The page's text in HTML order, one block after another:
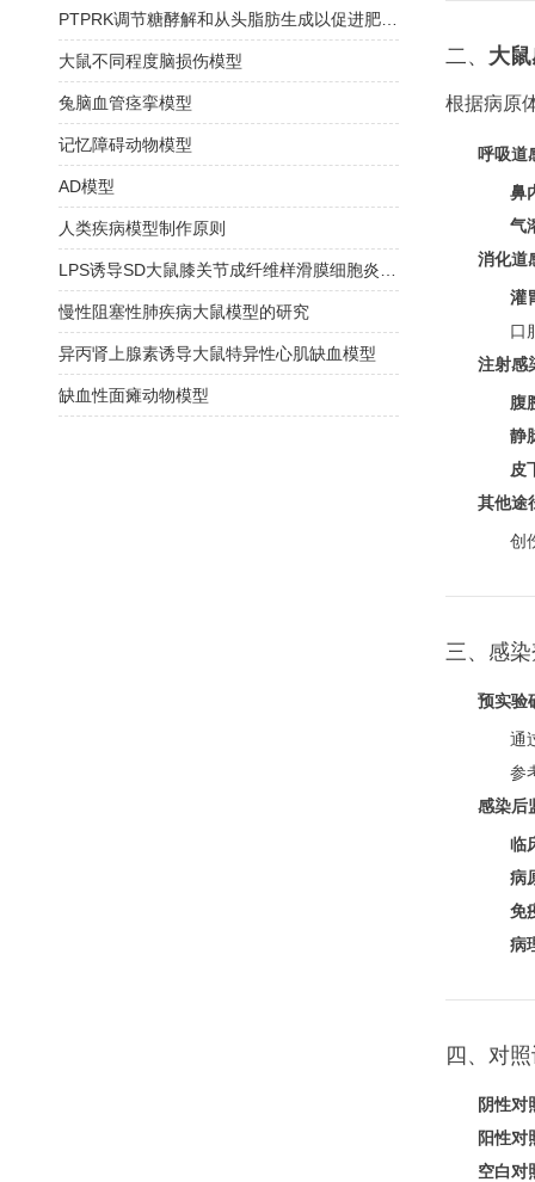
二、 大
根据病原
呼吸道
鼻
气
消化道
灌
口
注射感
腹
静
皮
其他途
创
三、感
预实验
通
参
感染后
临
病
免
病
四、对
阴性对
阳性对
空白对
大鼠不同程度脑损伤模型
兔脑血管痉挛模型
记忆障碍动物模型
AD模型
人类疾病模型制作原则
慢性阻塞性肺疾病大鼠模型的研究
异丙肾上腺素诱导大鼠特异性心肌缺血模型
缺血性面瘫动物模型